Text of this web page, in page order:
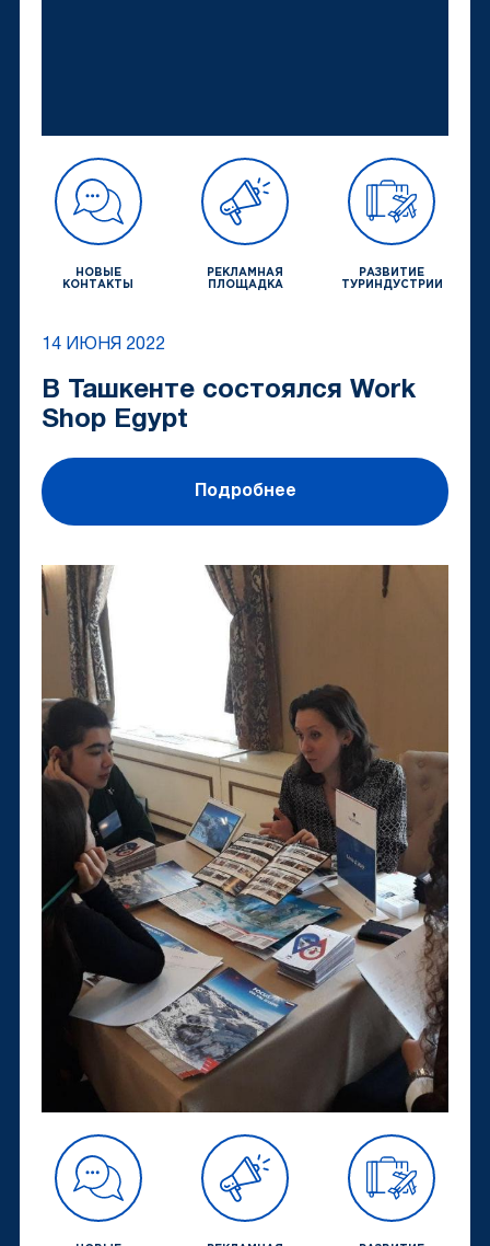
НОВЫЕ
КОНТАКТЫ
РЕКЛАМНАЯ
ПЛОЩАДКА
РАЗВИТИЕ
ТУРИНДУСТРИИ
14 ИЮНЯ 2022
В Ташкенте состоялся Work
Shop Egypt
Подробнее